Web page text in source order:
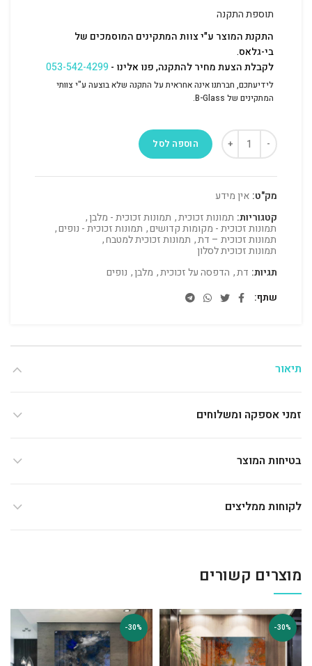
תוספת התקנה
התקנת המוצר ע"י צוות המתקינים המוסמכים של
בי-גלאס.
לקבלת הצעת מחיר להתקנה, פנו אלינו -053-542-4299
לידיעתכם, חברתנו אינה אחראית על התקנה שלא בוצעה ע"י צוותי
המתקינים של B-Glass.
הוספה לסל
מק"ט: אין מידע
קטגוריות: תמונות זכוכית, תמונות זכוכית - מלבן,
תמונות זכוכית - מקומות קדושים, תמונות זכוכית - נופים,
תמונות זכוכית – דת, תמונות זכוכית למטבח,
תמונות זכוכית לסלון
תגיות: דת, הדפסה על זכוכית, מלבן, נופים
שתף
תיאור
זמני אספקה ומשלוחים
בטיחות המוצר
לקוחות ממליצים
מוצרים קשורים
-30%
-30%